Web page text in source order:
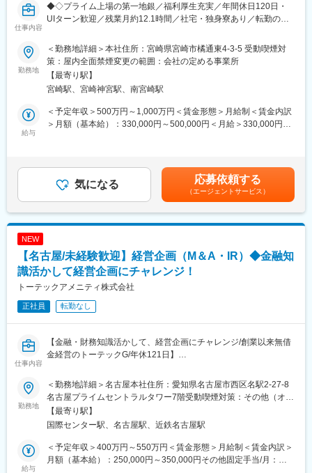
OJTや実務を通じて学んでいただきます。
残業は月30時間を超過しないよう無理のない働き方を推進。完全
週休2日、年間休日123日、有休取得率も高く、プライベートと両
立しやすい環境です。
■企業の特徴／魅力
日本テクノ株式会社は、エネルギー分野において長年培った技術
力と実績を基盤に、企業の安定稼働を支えてきました。現場の裁
変更の範囲：会社の定める業務
仕事内容
◆◇プライム上場の第一地銀／福利厚生充実／年間休日120日・
UIターン歓迎／残業月約12.1時間／社宅・独身寮あり／転勤のな
■業務内容：
広報戦略・資料作成をお任せします。
■業務詳細：
IR関連業務（金融データ・情報の収集および当行の決算や成長戦
略等、投資家向けの資料作成業務等）
■転勤のないエリア総合職：
転居を伴う転勤はなく、長期的に腰を据えて働ける選択も可能で
すい環境が整っています。
■研修体制：
階層別・キャリアデザイン・業務別研修や自己啓発支援制度とし
て、能力開発ポイント制度など研修制度が充実しており、スキル
給されるため、自己成長を目指しやすい環境です。
地域に密着した銀行として、地元企業からの信頼を得ており、安
定した基盤を持っています（宮崎県での貸出・預金シェアトップ
クラス）。地域特性を生かした先進的な取り組み（他行に先駆け
て生成AIの活用・サステナビリティ領域における新規ビジネスな
ど）も行っており、将来的な成長が期待されます。
変更の範囲：会社の定める業務
勤務地
＜勤務地詳細＞本社住所：宮崎県宮崎市橘通東4-3-5 受動喫煙対
策：屋内全面禁煙変更の範囲：会社の定める事業所
【最寄り駅】
宮崎駅、宮崎神宮駅、南宮崎駅
給与
＜予定年収＞500万円～1,000万円＜賃金形態＞月給制＜賃金内訳
＞月額（基本給）：330,000円～500,000円＜月給＞330,000円～
は固定手当を含めた表記です。
気になる 応募依頼する
（エージェントサービス）
NEW
【名古屋/未経験歓迎】経営企画（M＆A・IR）◆金融知
識活かして経営企画にチャレンジ！
トーテックアメニティ株式会社
正社員 転勤なし
仕事内容
【金融・財務知識活かして、経営企画にチャレンジ/創業以来無借
金経営のトーテックG/年休121日】
■職務内容：
創業以来無借金経営を続けるトーテックグループにて、経営企画
業務を中心に、M&A・IRなど企業成長に直結する業務をお任せし
ます。
経営層と近い距離で業務を進めるため、「数字を通じて会社を動
かす」実感を得られるポジションです。
■具体的な業務内容：
勤務地
＜勤務地詳細＞名古屋本社住所：愛知県名古屋市西区名駅2-27-8
名古屋プライムセントラルタワー7階受動喫煙対策：その他（オフ
ィス内禁煙（別フロアに喫煙室設置有り））変更の範囲：会社の
定める事業所
【最寄り駅】
国際センター駅、名古屋駅、近鉄名古屋駅
給与
＜予定年収＞400万円～550万円＜賃金形態＞月給制＜賃金内訳＞
月額（基本給）：250,000円～350,000円その他固定手当/月：